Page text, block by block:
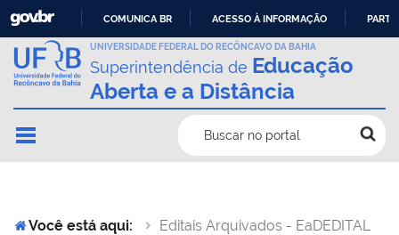
IR
PARA
O
CONTEÚDO
COMUNICA BR ACESSO À INFORMAÇÃO
UNIVERSIDADE FEDERAL DO RECÔNCAVO DA BAHIA
Superintendência de Educação
Aberta e a Distância
Buscar no portal
Você está aqui: Editais Arquivados - EaDEDITAL